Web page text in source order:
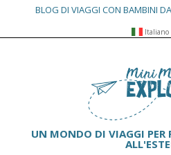
BLOG DI VIAGGI CON BAMBINI
Italiano
UN MONDO DI VIAGGI PER